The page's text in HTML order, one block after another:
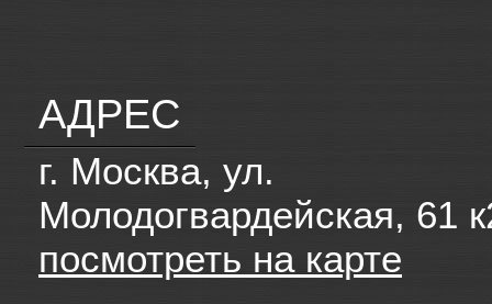
АДРЕС
г. Москва, ул.
Молодогвардейская, 61
посмотреть на карте